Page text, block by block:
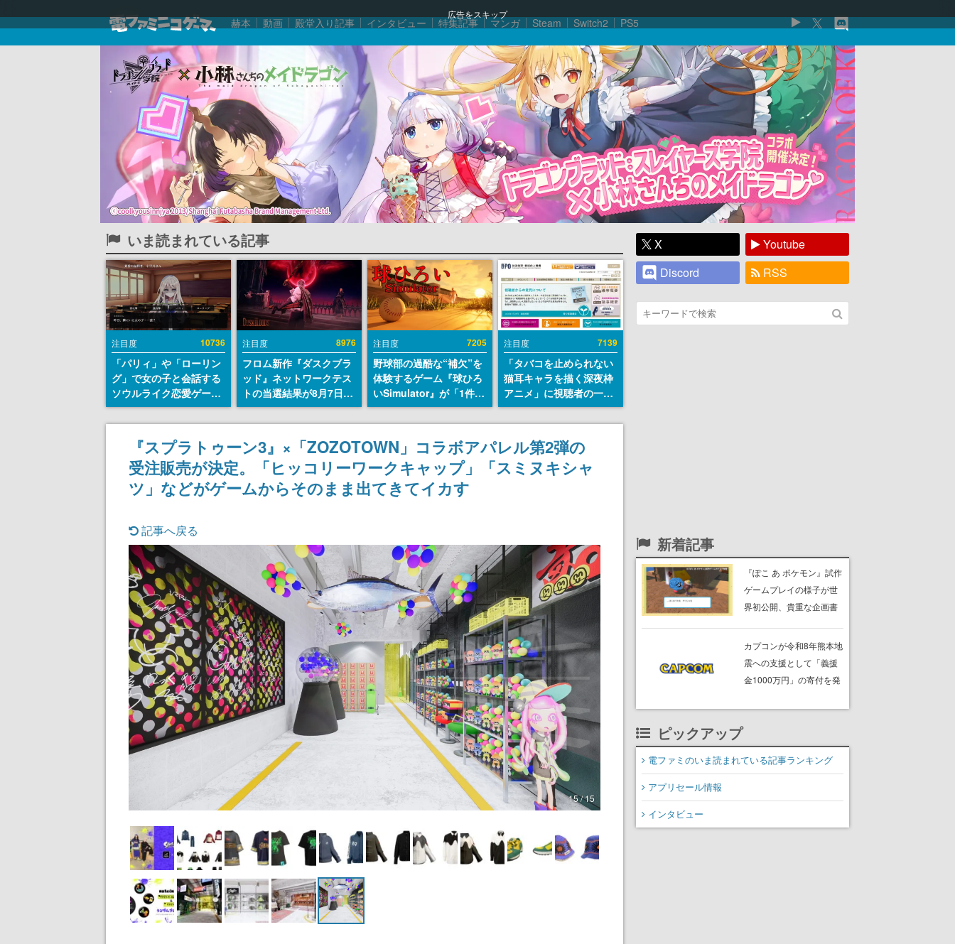
広告をスキップ
赫本 動画 殿堂入り記事 インタビュー 特集記事 マンガ Steam Switch2 PS5
いま読まれている記事
注目度 10736
「パリィ」や「ローリン
グ」で女の子と会話する
ソウルライク恋愛ゲーム
『小早川さんはソウルラ
イク』無料公開。返事に
失敗すると「YOU
DIED」
注目度 8976
フロム新作『ダスクブラ
ッド』ネットワークテス
トの当選結果が8月7日22
時に発表。応募サイトの
マイページから確認可
能、テスト実施は8月21
日～24日
注目度 7205
野球部の過酷な“補欠”を
体験するゲーム『球ひろ
いSimulator』が「1件」
のウィッシュリストをも
とにチェコ語に対応し
SNSで話題に。『キング
ダム・カム』開発元やチ
ェコのプロ野球選手から
称賛の声
注目度 7139
「タバコを止められない
猫耳キャラを描く深夜枠
アニメ」に視聴者の一部
から批判意見。違法薬物
の使用と思しき描写も含
めて、BPOが議論を交わ
す
『スプラトゥーン3』×「ZOZOTOWN」コラボアパレル第2弾の
受注販売が決定。「ヒッコリーワークキャップ」「スミヌキシャ
ツ」などがゲームからそのまま出てきてイカす
記事へ戻る
15 / 15
X
Youtube
Discord
RSS
新着記事
『ぽこ あ ポケモン』試作
ゲームプレイの様子が世
界初公開、貴重な企画書
ームフリーク・大森滋氏
が開発秘話を語る動画が
ゲームフリーク公式
カプコンが令和8年熊本地
震への支援として「義援
金1000万円」の寄付を発
ピックアップ
電ファミのいま読まれている記事ランキング
アプリセール情報
インタビュー